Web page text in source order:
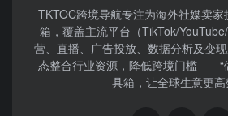
TKTOC跨境导航​专注为海外社媒卖
箱，覆盖主流平台（TikTok/
营、直播、广告投放、数据分析及变
态整合行业资源，降低跨境门槛——“
具箱，让全球生意更高